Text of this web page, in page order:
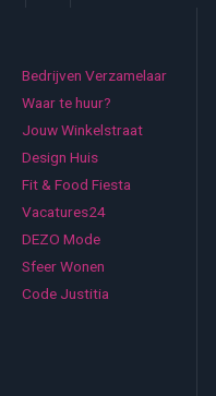
Bedrijven Verzamelaar
Waar te huur?
Jouw Winkelstraat
Design Huis
Fit & Food Fiesta
Vacatures24
DEZO Mode
Sfeer Wonen
Code Justitia